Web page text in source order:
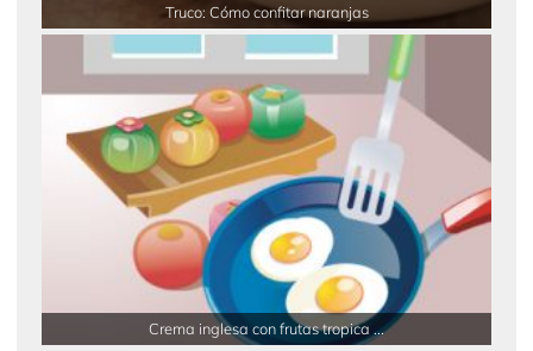
Truco: Cómo confitar naranjas
Crema inglesa con frutas tropica ...